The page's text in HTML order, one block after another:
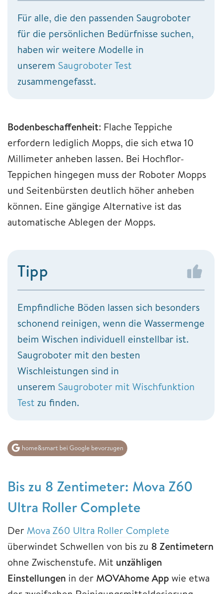
Für alle, die den passenden Saugroboter
für die persönlichen Bedürfnisse suchen,
haben wir weitere Modelle in
unserem Saugroboter Test
zusammengefasst.
Bodenbeschaffenheit: Flache Teppiche
erfordern lediglich Mopps, die sich etwa 10
Millimeter anheben lassen. Bei Hochflor-
Teppichen hingegen muss der Roboter Mopps
und Seitenbürsten deutlich höher anheben
können. Eine gängige Alternative ist das
automatische Ablegen der Mopps.
Tipp
Empfindliche Böden lassen sich besonders
schonend reinigen, wenn die Wassermenge
beim Wischen individuell einstellbar ist.
Saugroboter mit den besten
Wischleistungen sind in
unserem Saugroboter mit Wischfunktion
Test zu finden.
home&smart bei Google bevorzugen
Bis zu 8 Zentimeter: Mova Z60
Ultra Roller Complete
Der Mova Z60 Ultra Roller Complete
überwindet Schwellen von bis zu 8 Zentimetern
ohne Zwischenstufe. Mit unzähligen
Einstellungen in der MOVAhome Appwie etwa